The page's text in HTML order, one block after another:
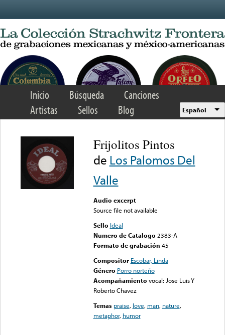
Inicio Búsqueda
Canciones
Artistas
Sellos Blog Español
Frijolitos Pintos
de Los Palomos Del
Valle
Audio excerpt
Source file not available
Sello Ideal
Numero de Catalogo 2383-A
Formato de grabación 45
Compositor Escobar, Linda
Género Porro norteño
Acompañamiento vocal: Jose Luis Y
Roberto Chavez
Temas praise, love, man, nature,
metaphor, humor